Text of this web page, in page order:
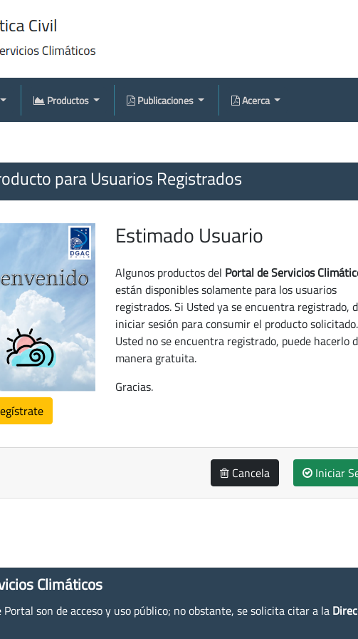
Productos Publicaciones Acerca
para Usuarios Registrados
Estimado Usuario
Algunos productos del Portal de Servicios
están disponibles solamente para los usuarios
registrados. Si Usted ya se encuentra registrado,
iniciar sesión para consumir el producto
Usted no se encuentra registrado, puede hacerlo
manera gratuita.
Gracias.
Cancela Iniciar
Climáticos
son de acceso y uso público; no obstante, se solicita citar a la